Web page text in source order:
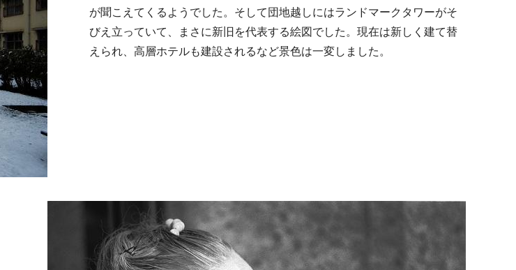
が聞こえてくるようでした。そして団地越しにはランドマークタワーがそ
びえ立っていて、まさに新旧を代表する絵図でした。現在は新しく建て替
えられ、高層ホテルも建設されるなど景色は一変しました。